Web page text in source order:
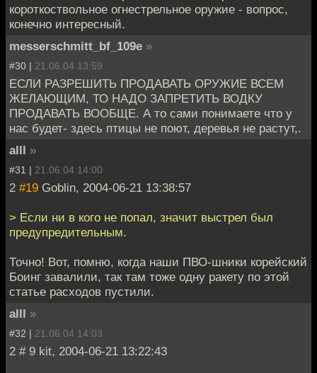
короткоствольное огнестрельное оружие - вопрос,
конечно интересный.
messerschmitt_bf_109e »
#30 | 21.06.04 13:59
ЕСЛИ РАЗРЕШИТЬ ПРОДАВАТЬ ОРУЖИЕ ВСЕМ
ЖЕЛАЮЩИМ, ТО НАДО ЗАПРЕТИТЬ ВОДКУ
ПРОДАВАТЬ ВООБЩЕ. А то сами понимаете что у
нас будет- здесь птицы не поют, деревья не растут,.
alll »
#31 | 21.06.04 14:00
2 #19 Goblin, 2004-06-21 13:38:57
> Если ни в кого не попал, значит выстрел был
предупредительным.
Точно! Вот, помню, когда наши ПВО-шники корейский
Боинг завалили, так там тоже одну ракету по этой
статье расходов пустили.
alll »
#32 | 21.06.04 14:03
2 # 9 kit, 2004-06-21 13:22:43